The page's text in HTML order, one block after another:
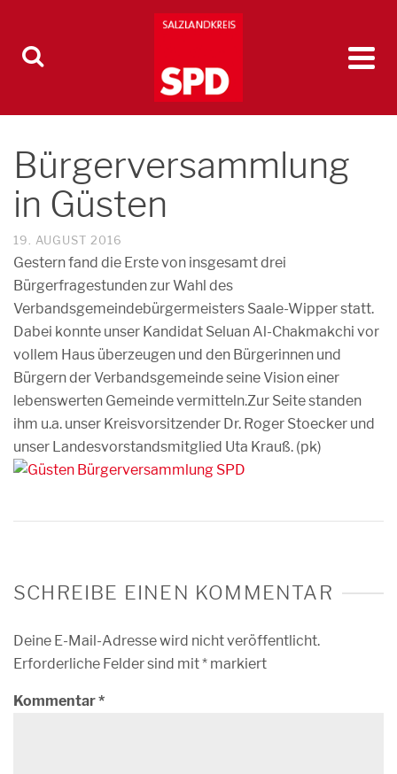
Bürgerversammlung
in Güsten
19. AUGUST 2016
Gestern fand die Erste von insgesamt drei
Bürgerfragestunden zur Wahl des
Verbandsgemeindebürgermeisters Saale-Wipper statt.
Dabei konnte unser Kandidat Seluan Al-Chakmakchi vor
vollem Haus überzeugen und den Bürgerinnen und
Bürgern der Verbandsgemeinde seine Vision einer
lebenswerten Gemeinde vermitteln.Zur Seite standen
ihm u.a. unser Kreisvorsitzender Dr. Roger Stoecker und
unser Landesvorstandsmitglied Uta Krauß. (pk)
SCHREIBE EINEN KOMMENTAR
Deine E-Mail-Adresse wird nicht veröffentlicht.
Erforderliche Felder sind mit* markiert
Kommentar*